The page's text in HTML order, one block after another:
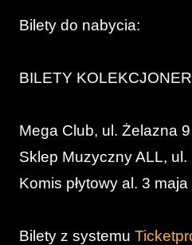
Bilety do nabycia:
BILETY
Mega Club, ul. Żelazna 9
Sklep Muzyczny ALL,
Komis płytowy al. 3 maja
Bilety z systemu